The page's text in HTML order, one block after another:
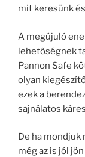
mit keresünk
A megújuló
lehetőségnek
Pannon Safe
olyan
ezek a
sajnálatos
De ha mondjuk
még az is jól